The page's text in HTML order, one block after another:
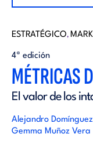
r
i
a
l
a
ESTRATÉGICO,
4ª edición
MÉTRICAS
El valor de los
Alejandro
Gemma Muñoz Vera